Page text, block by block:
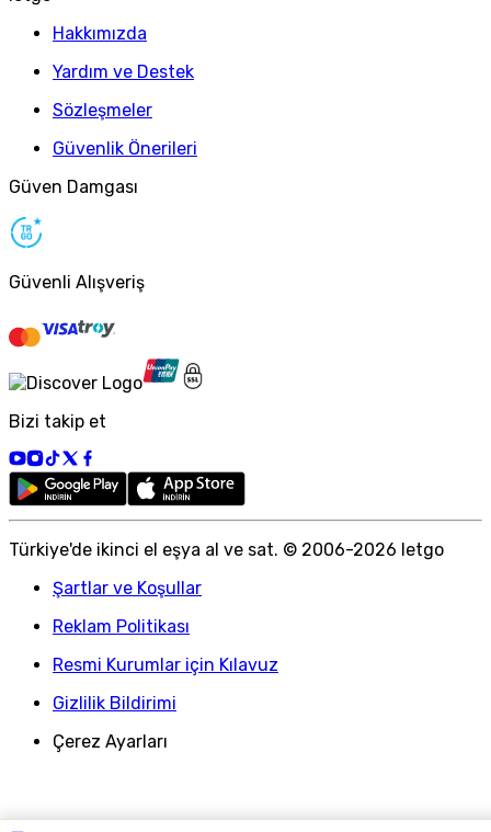
Hakkımızda
Yardım ve Destek
Sözleşmeler
Güvenlik Önerileri
Güven Damgası
Güvenli Alışveriş
Bizi takip et
Türkiye'de ikinci el eşya al ve sat. © 2006-2026 letgo
Şartlar ve Koşullar
Reklam Politikası
Resmi Kurumlar için Kılavuz
Gizlilik Bildirimi
Çerez Ayarları